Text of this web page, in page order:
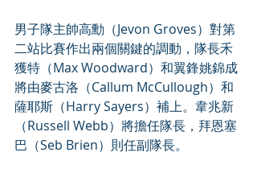
男子隊主帥高勳（Jevon Groves）對第
二站比賽作出兩個關鍵的調動，隊長禾
獲特（Max Woodward）和翼鋒姚錦成
將由麥古洛（Callum McCullough）和
薩耶斯（Harry Sayers）補上。韋兆新
（Russell Webb）將擔任隊長，拜恩塞
巴（Seb Brien）則任副隊長。